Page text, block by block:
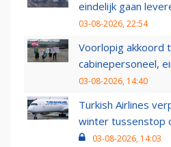
eindelijk gaan
03-08-2026, 22:54
Voorlopig akkoord
cabinepersoneel,
03-08-2026, 14:40
Turkish Airlines
winter tussenstop
03-08-2026, 14:03